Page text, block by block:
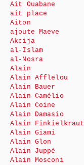
Ait Ouabane
ait place
Aiton
ajoute Maeve
Akcija
al-Islam
al-Nosra
Alain
Alain Afflelou
Alain Bauer
Alain Camélio
Alain Coine
Alain Damasio
Alain Finkielkraut
Alain Giami
Alain Glon
Alain Juppé
Alain Mosconi